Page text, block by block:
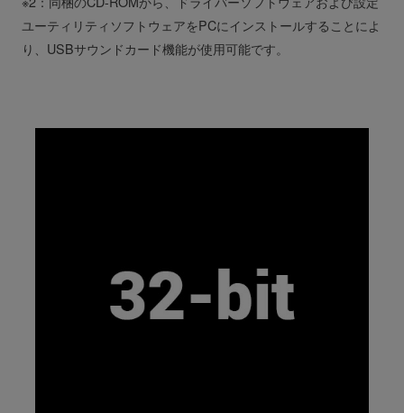
ユーティリティソフトウェアをPCにインストールすることによ
り、USBサウンドカード機能が使用可能です。